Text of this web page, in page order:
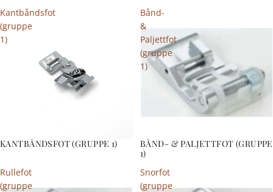
Kantbåndsfot
(gruppe
1)
KANTBÅNDSFOT (GRUPPE 1)
Bånd-
&
Paljettfot
(gruppe
1)
BÅND- & PALJETTFOT (GRUPPE
1)
Rullefot
(gruppe
Snorfot
(gruppe